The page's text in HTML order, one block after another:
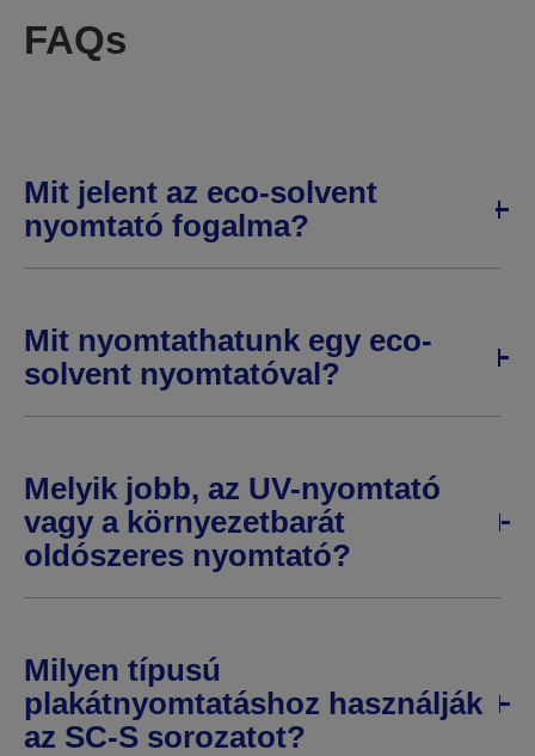
FAQs
Mit jelent az eco-solvent
nyomtató fogalma?
Mit nyomtathatunk egy eco-
solvent nyomtatóval?
Melyik jobb, az UV-nyomtató
vagy a környezetbarát
oldószeres nyomtató?
Milyen típusú
plakátnyomtatáshoz használják
az SC-S sorozatot?